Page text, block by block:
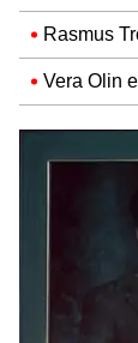
Rasmus
Vera Olin